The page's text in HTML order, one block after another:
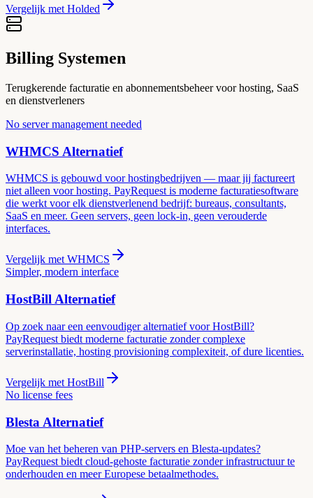
Vergelijk met Holded
Billing Systemen
Terugkerende facturatie en abonnementsbeheer voor hosting, SaaS
en dienstverleners
No server management needed
WHMCS Alternatief
WHMCS is gebouwd voor hostingbedrijven — maar jij factureert
niet alleen voor hosting. PayRequest is moderne facturatiesoftware
die werkt voor elk dienstverlenend bedrijf: bureaus, consultants,
SaaS en meer. Geen servers, geen lock-in, geen verouderde
interfaces.
Vergelijk met WHMCS
Simpler, modern interface
HostBill Alternatief
Op zoek naar een eenvoudiger alternatief voor HostBill?
PayRequest biedt moderne facturatie zonder complexe
serverinstallatie, hosting provisioning complexiteit, of dure licenties.
Vergelijk met HostBill
No license fees
Blesta Alternatief
Moe van het beheren van PHP-servers en Blesta-updates?
PayRequest biedt cloud-gehoste facturatie zonder infrastructuur te
onderhouden en meer Europese betaalmethodes.